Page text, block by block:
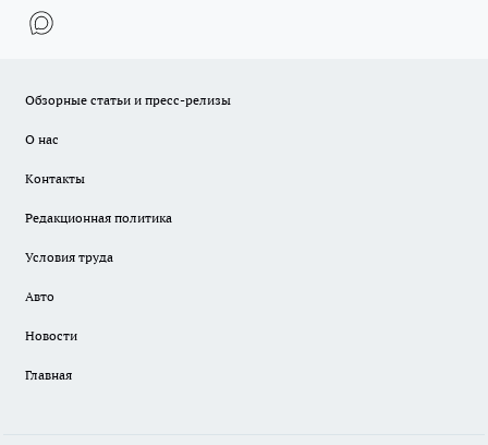
Обзорные статьи и пресс-релизы
О нас
Контакты
Редакционная политика
Условия труда
Авто
Новости
Главная